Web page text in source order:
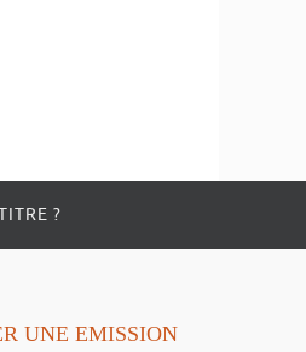
?
UNE EMISSION